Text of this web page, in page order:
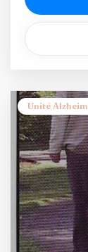
Unité